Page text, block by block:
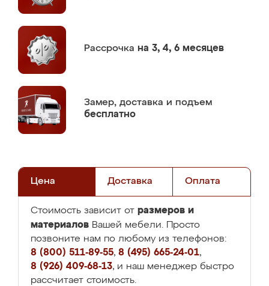
Рассрочка на 3, 4, 6 месяцев
Замер, доставка и подъем
бесплатно
Цена Доставка Оплата
Стоимость зависит от размеров и
материалов Вашей мебели. Просто
позвоните нам по любому из телефонов:
8 (800) 511-89-55, 8 (495) 665-24-01,
8 (926) 409-68-13, и наш менеджер быстро
рассчитает стоимость.